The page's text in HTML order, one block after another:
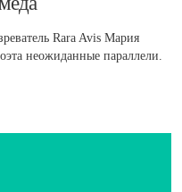
Rara Avis Мария
неожиданные параллели.